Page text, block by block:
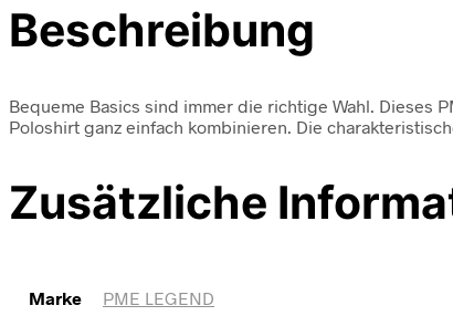
Beschreibung
Bequeme Basics sind immer die richtige Wahl. Dieses
Poloshirt ganz einfach kombinieren. Die
Zusätzliche
Marke PME LEGEND